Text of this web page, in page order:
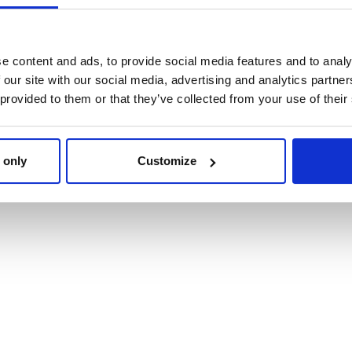
content and ads, to provide social media features and to
site with our social media, advertising and analytics
to them or that they’ve collected from your use of
only Customize